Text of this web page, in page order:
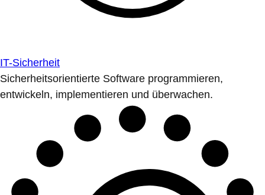
IT-Sicherheit
Sicherheitsorientierte Software programmieren,
entwickeln, implementieren und überwachen.